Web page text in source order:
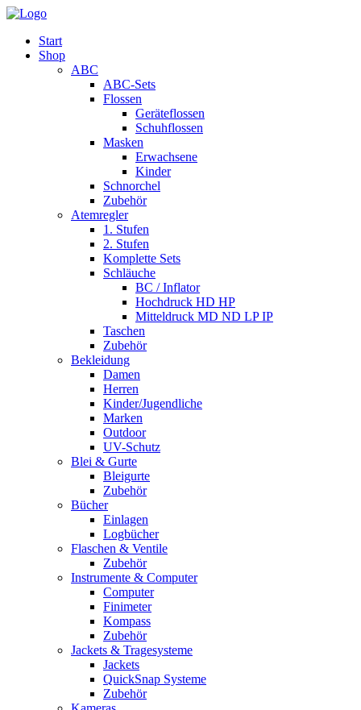
Start
Shop
ABC
ABC-Sets
Flossen
Geräteflossen
Schuhflossen
Masken
Erwachsene
Kinder
Schnorchel
Zubehör
Atemregler
1. Stufen
2. Stufen
Komplette Sets
Schläuche
BC / Inflator
Hochdruck HD HP
Mitteldruck MD ND LP IP
Taschen
Zubehör
Bekleidung
Damen
Herren
Kinder/Jugendliche
Marken
Outdoor
UV-Schutz
Blei & Gurte
Bleigurte
Zubehör
Bücher
Einlagen
Logbücher
Flaschen & Ventile
Zubehör
Instrumente & Computer
Computer
Finimeter
Kompass
Zubehör
Jackets & Tragesysteme
Jackets
QuickSnap Systeme
Zubehör